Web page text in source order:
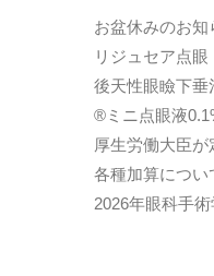
お盆休みのお知
リジュセア点眼
後天性眼瞼下垂
®ミニ点眼液
厚生労働大臣
各種加算につい
2026年眼科手術